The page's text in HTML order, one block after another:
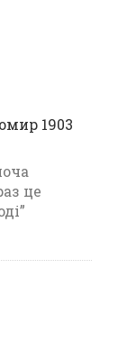
1903
це